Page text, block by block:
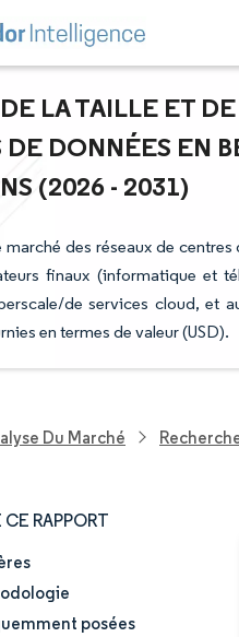
LA TAILLE ET
DE DONNÉES EN
(2026 - 2031)
marché des réseaux de
finaux (informatique et
de services cloud, et
en termes de valeur (USD).
Du Marché
CE RAPPORT
marché
posées